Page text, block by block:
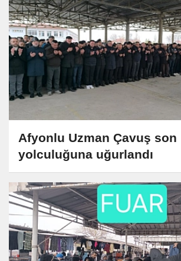
Afyonlu Uzman Çavuş son
yolculuğuna uğurlandı